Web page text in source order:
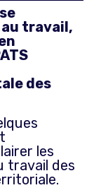
travail,
des
les
travail des